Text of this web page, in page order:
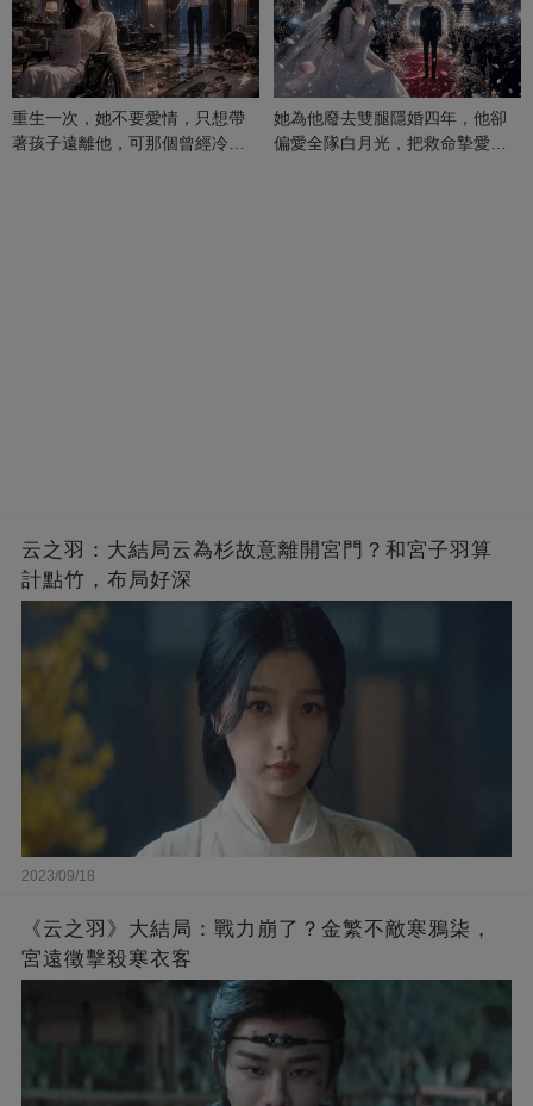
重生一次，她不要愛情，只想帶
著孩子遠離他，可那個曾經冷漠
她為他廢去雙腿隱婚四年，他卻
偏愛全隊白月光，把救命摯愛當
云之羽：大結局云為杉故意離開宮門？和宮子羽算
計點竹，布局好深
2023/09/18
《云之羽》大結局：戰力崩了？金繁不敵寒鴉柒，
宮遠徵擊殺寒衣客